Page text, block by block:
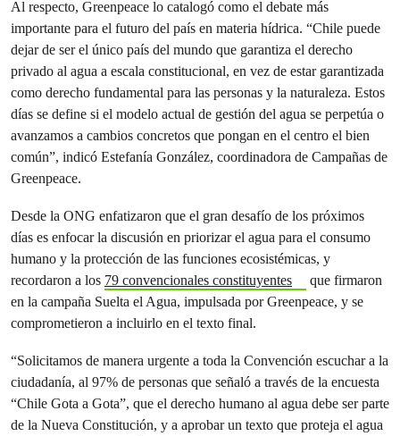
Al respecto, Greenpeace lo catalogó como el debate más
importante para el futuro del país en materia hídrica. “Chile puede
dejar de ser el único país del mundo que garantiza el derecho
privado al agua a escala constitucional, en vez de estar garantizada
como derecho fundamental para las personas y la naturaleza. Estos
días se define si el modelo actual de gestión del agua se perpetúa o
avanzamos a cambios concretos que pongan en el centro el bien
común”, indicó Estefanía González, coordinadora de Campañas de
Greenpeace.
Desde la ONG enfatizaron que el gran desafío de los próximos
días es enfocar la discusión en priorizar el agua para el consumo
humano y la protección de las funciones ecosistémicas, y
recordaron a los 79 convencionales constituyentes
que firmaron
en la campaña Suelta el Agua, impulsada por Greenpeace, y se
comprometieron a incluirlo en el texto final.
“Solicitamos de manera urgente a toda la Convención escuchar a la
ciudadanía, al 97% de personas que señaló a través de la encuesta
“Chile Gota a Gota”, que el derecho humano al agua debe ser parte
de la Nueva Constitución, y a aprobar un texto que proteja el agua